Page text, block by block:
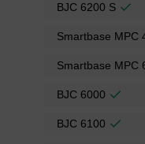
BJC 6200 S
Smartbase MPC
Smartbase MPC
BJC 6000
BJC 6100